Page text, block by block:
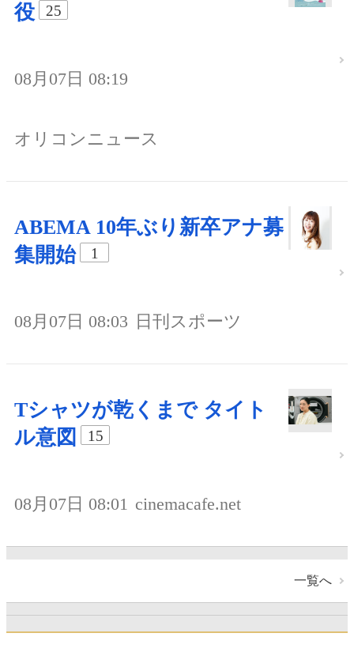
役
25
08月07日 08:19
オリコンニュース
ABEMA 10年ぶり新卒アナ募
集開始
1
08月07日 08:03 日刊スポーツ
Tシャツが乾くまで タイト
ル意図
15
08月07日 08:01 cinemacafe.net
一覧へ